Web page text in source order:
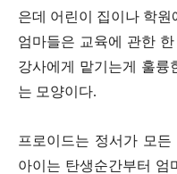
은데 어린이 집이나 학
엄마들은 교육에 관한
강사에게 맡기는게 훌륭
는 모양이다.
프로이드는 정서가 모
아이는 탄생순간부터 엄